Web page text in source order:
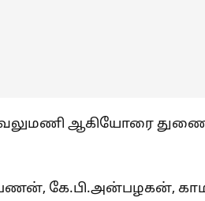
ஆகியோரை
கே.பி.அன்பழகன்,